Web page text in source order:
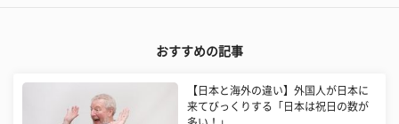
おすすめの記事
【日本と海外の違い】外国人が日本に
来てびっくりする「日本は祝日の数が